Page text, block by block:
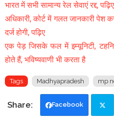
भारत में सभी सामान्य रेल सेवाएं रद्द,
अधिकारी, कोर्ट में गलत जानकारी पेश कर
दर्ज होगी, पढ़िए
एक पेड़ जिसके फल में इम्यूनिटी,
होते हैं, भविष्यवाणी भी करता है
Tags Madhyapradesh mp
Facebook